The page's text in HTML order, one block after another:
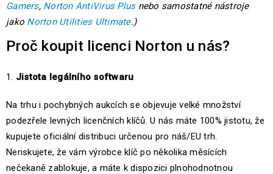
Gamers, Norton AntiVirus Plusnebo samostatné nástroje
jako Norton Utilities Ultimate.)
Proč koupit licenci Norton u nás?
Jistota legálního softwaru
Na trhu i pochybných aukcích se objevuje velké množství
podezřele levných licenčních klíčů. U nás máte 100% jistotu, že
kupujete oficiální distribuci určenou pro náš/EU trh.
Neriskujete, že vám výrobce klíč po několika měsících
nečekaně zablokuje, a máte k dispozici plnohodnotnou